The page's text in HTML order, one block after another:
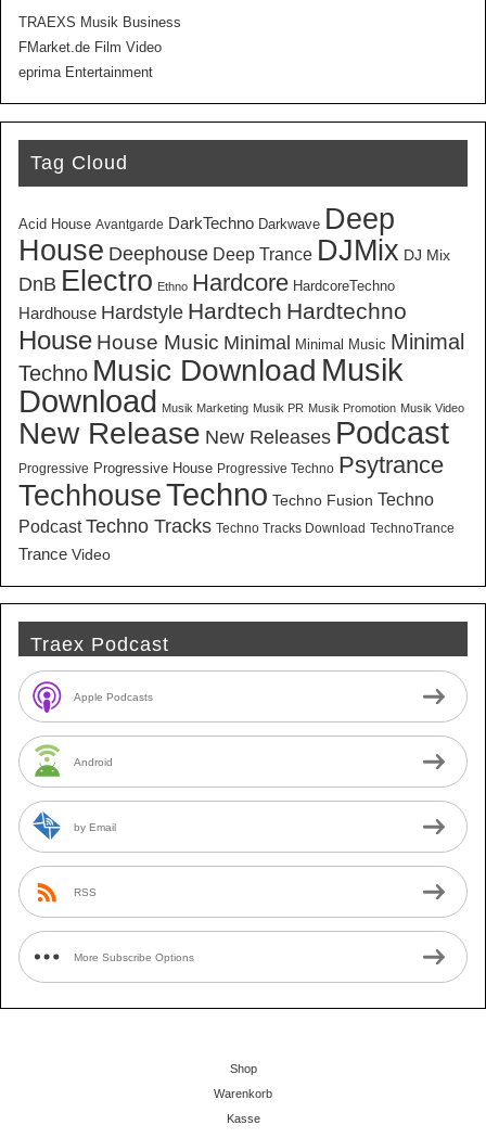
TRAEXS Musik Business
FMarket.de Film Video
eprima Entertainment
Tag Cloud
Acid House Avantgarde DarkTechno Darkwave Deep
House Deephouse Deep Trance DJMix DJ Mix
DnB Electro Ethno Hardcore HardcoreTechno
Hardhouse Hardstyle Hardtech Hardtechno
House House Music Minimal Minimal Music Minimal
Techno Music Download Musik
Download Musik Marketing Musik PR Musik Promotion Musik Video
New Release New Releases Podcast
Progressive Progressive House Progressive Techno Psytrance
TechhouseTechno Techno Fusion Techno
Podcast Techno Tracks Techno Tracks Download TechnoTrance
Trance Video
Traex Podcast
Apple Podcasts
Android
by Email
RSS
More Subscribe Options
Shop
Warenkorb
Kasse